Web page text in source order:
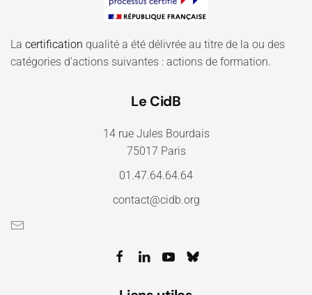
La certification qualité a été délivrée au titre de la ou des
catégories d'actions suivantes : actions de formation.
Le CidB
14 rue Jules Bourdais
75017 Paris
01.47.64.64.64
contact@cidb.org